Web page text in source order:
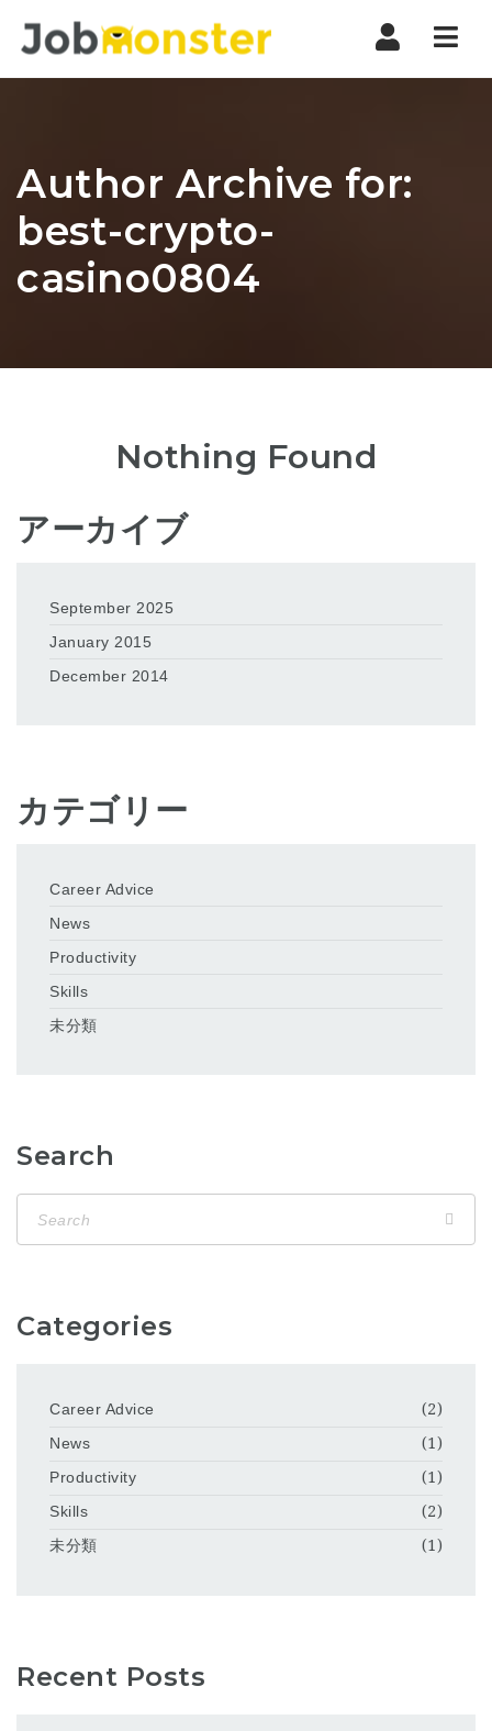
Author Archive for:
best-crypto-
casino0804
Nothing Found
アーカイブ
September 2025
January 2015
December 2014
カテゴリー
Career Advice
News
Productivity
Skills
未分類
Search
Categories
Career Advice
(2)
News
(1)
Productivity
(1)
Skills
(2)
未分類
(1)
Recent Posts